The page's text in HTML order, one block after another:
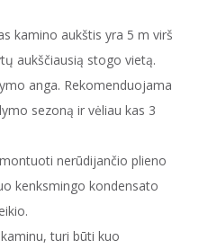
kamino aukštis yra 5 m virš
aukščiausią stogo vietą.
anga. Rekomenduojama
sezoną ir vėliau kas 3
nerūdijančio plieno
kenksmingo kondensato
turi būti kuo